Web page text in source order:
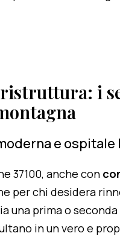
i
e ospitale
37100, anche con
per chi desidera
una prima o seconda
in un vero e